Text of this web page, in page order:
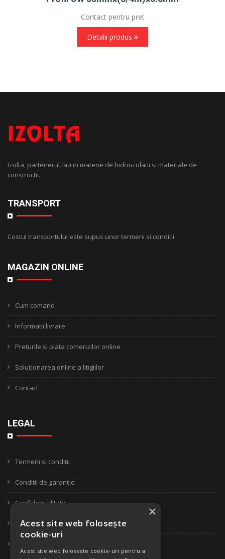
Contact pentru pret
Detalii produs
Izolta, partenerul tau in materie de hidroizolatii si materiale de
constructii.
TRANSPORT
Costul transportului este supus unor termeni si conditii.
MAGAZIN ONLINE
Cum comand
Informatii livrare
Preturile si plata comenzilor online
Soluționarea online a litigiilor
Contact
LEGAL
Termeni si conditii
Conditii de garanție
Confidentialitate
Politica de retur
×
Acest site web folosește
cookie-uri
Acest site web folosește cookie-uri pentru a